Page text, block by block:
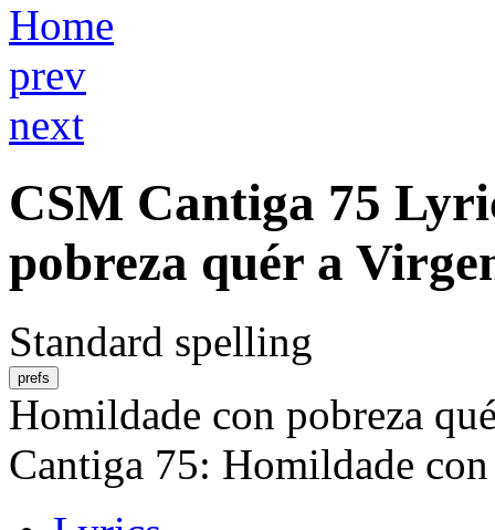
Home
prev
next
CSM Cantiga 75
pobreza quér a
Standard spelling
prefs
Homildade con pobreza
Cantiga 75: Homildade